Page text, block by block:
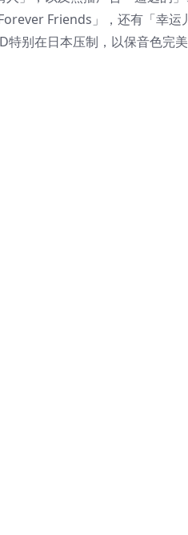
Friends」，还有「幸运
别在日本压制，以保音色完美